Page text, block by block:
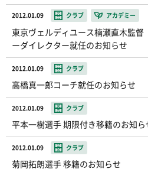
2012.01.09 クラブ アカデミー
東京ヴェルディユース楠瀬直木監
ーダイレクター就任のお知らせ
2012.01.09 クラブ
高橋真一郎コーチ就任のお知らせ
2012.01.09 クラブ
平本一樹選手 期限付き移籍のお知ら
2012.01.09 クラブ
菊岡拓朗選手 移籍のお知らせ